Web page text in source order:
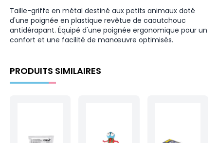
Taille-griffe en métal destiné aux petits animaux doté
d'une poignée en plastique revêtue de caoutchouc
antidérapant. Équipé d'une poignée ergonomique pour un
confort et une facilité de manœuvre optimisés.
PRODUITS SIMILAIRES